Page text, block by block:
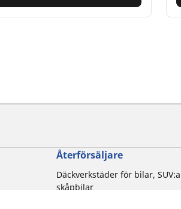
Återförsäljare
Däckverkstäder för bilar,
skåpbilar